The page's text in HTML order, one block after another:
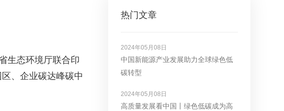
生态环境厅联合印
、企业碳达峰碳中
热门文章
2024年05月08日
中国新能源产业发展助力全球绿色低
碳转型
2024年05月08日
高质量发展看中国丨绿色低碳成为高